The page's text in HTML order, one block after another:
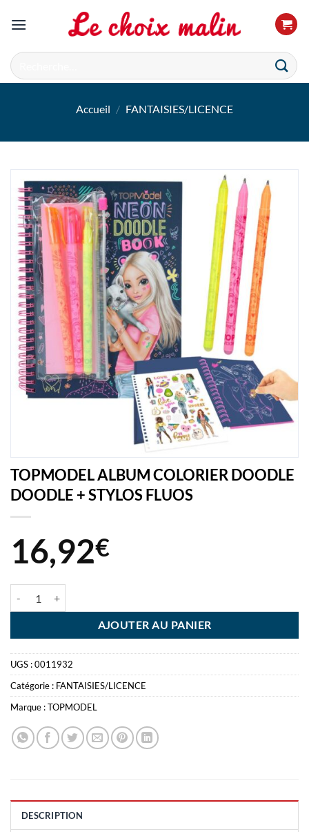
Recherche
pour :
Accueil / FANTAISIES/LICENCE
TOPMODEL ALBUM COLORIER DOODLE
DOODLE + STYLOS FLUOS
16,92€
AJOUTER AU PANIER
UGS :0011932
Catégorie : FANTAISIES/LICENCE
Marque :TOPMODEL
DESCRIPTION